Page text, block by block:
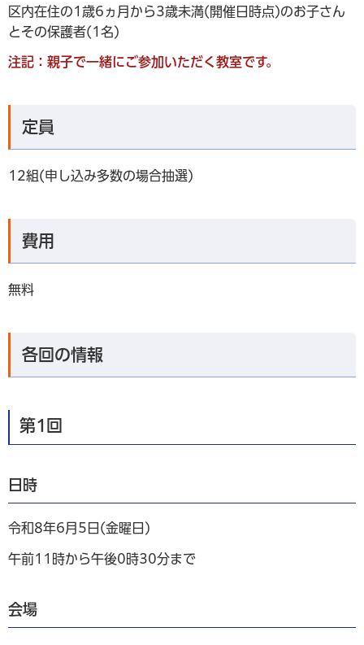
区内在住の1歳6ヵ月から3歳未満(開催日時点)のお子さん
とその保護者(1名)
注記：親子で一緒にご参加いただく教室です。
定員
12組(申し込み多数の場合抽選)
費用
無料
各回の情報
第1回
日時
令和8年6月5日(金曜日)
午前11時から午後0時30分まで
会場